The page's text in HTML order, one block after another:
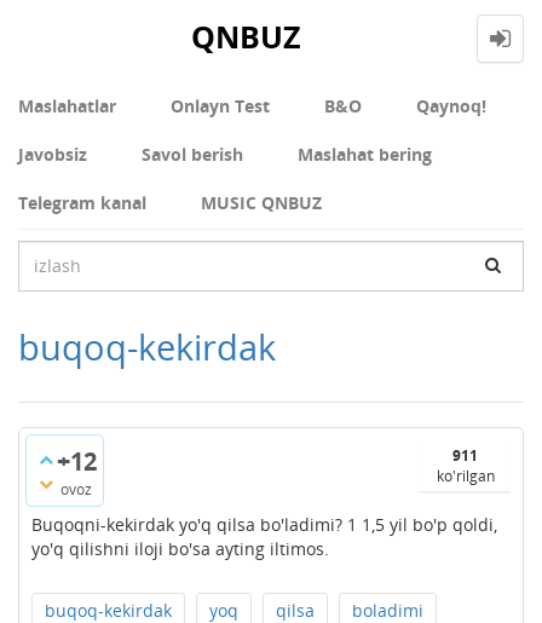
QNBUZ
Maslahatlar Onlayn Test В&О Qaynoq!
Javobsiz Savol berish Maslahat bering
Telegram kanal MUSIC QNBUZ
buqoq-kekirdak
+12
ovoz
911
ko'rilgan
Buqoqni-kekirdak yo'q qilsa bo'ladimi? 1 1,5 yil bo'p qoldi,
yo'q qilishni iloji bo'sa ayting iltimos.
buqoq-kekirdak yoq qilsa boladimi